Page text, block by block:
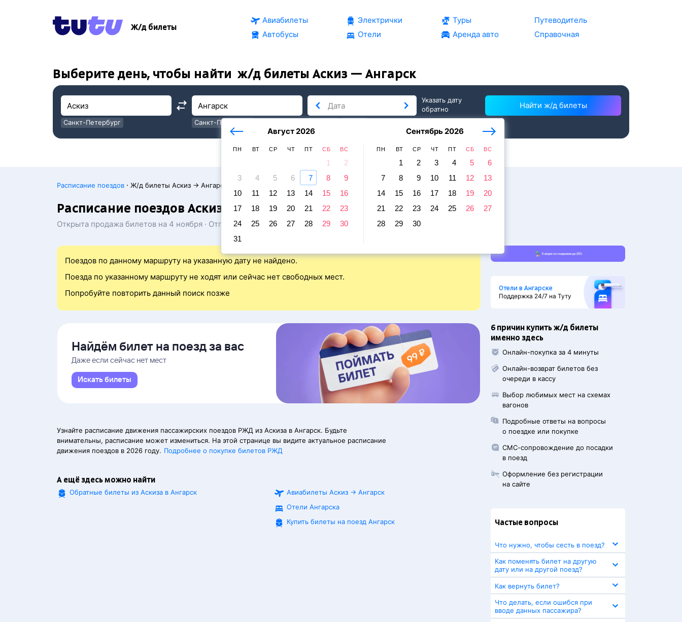
Ж/д билеты
Авиабилеты
Автобусы
Электрички
Отели
Туры
Аренда авто
Путеводитель
Справочная
Выберите день, чтобы найти ж/д билеты Аскиз — Ангарск
Санкт-Петербург
Санкт-Петербург
Август 2026
ПН ВТ СР ЧТ ПТ СБ ВС
1
2
3
4 5 6 7 8
9
10
11 12 13 14 15
16
17
18 19 20 21 22
23
24
25 26 27 28 29
30
31
Сентябрь 2026
ПН ВТ СР ЧТ ПТ СБ ВС
1 2 3 4 5
6
7
8 9 10 11 12
13
14
15 16 17 18 19
20
21
22 23 24 25 26
27
28
29 30
послезавтра
Указать дату
обратно
Найти ж/д билеты
Расписание поездов · Ж/д билеты Аскиз → Ангарск
Расписание поездов Аскиз — Ангарск
Открыта продажа билетов на 4 ноября · Отправление и прибытие по местному времени. Цены за 1 пассажира
Поездов по данному маршруту на указанную дату не найдено.
Поезда по указанному маршруту не ходят или сейчас нет свободных мест.
Попробуйте повторить данный поиск позже
Найдём билет на поезд за вас
Даже если сейчас нет мест
Искать билеты
Узнайте расписание движения пассажирских поездов РЖД из Аскиза в Ангарск. Будьте
внимательны, расписание может измениться. На этой странице вы видите актуальное расписание
движения поездов в 2026 году. Подробнее о покупке билетов РЖД
А ещё здесь можно найти
Обратные билеты из Аскиза в Ангарск Авиабилеты Аскиз→ Ангарск
Отели Ангарска
Купить билеты на поезд Ангарск
Отели в Ангарске
Поддержка 24/7 на Туту
6 причин купить ж/д билеты
именно здесь
Онлайн-покупка за 4 минуты
Онлайн-возврат билетов без
очереди в кассу
Выбор любимых мест на схемах
вагонов
Подробные ответы на вопросы
о поездке или покупке
СМС-сопровождение до посадки
в поезд
Оформление без регистрации
на сайте
Частые вопросы
Что нужно, чтобы сесть в поезд?
Как поменять билет на другую
дату или на другой поезд?
Как вернуть билет?
Что делать, если ошибся при
вводе данных пассажира?